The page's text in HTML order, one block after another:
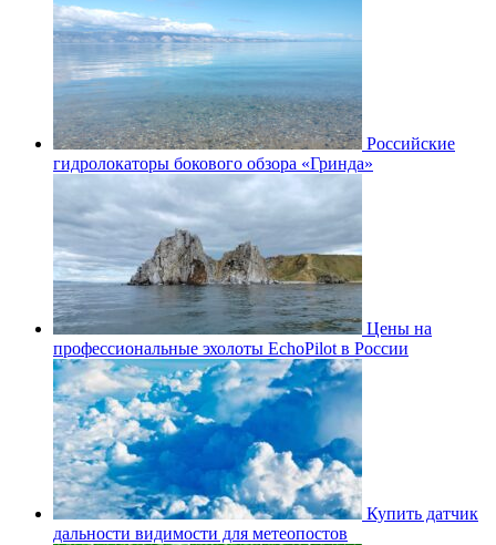
Российские
гидролокаторы бокового обзора «Гринда»
Цены на
профессиональные эхолоты EchoPilot в России
Купить датчик
дальности видимости для метеопостов